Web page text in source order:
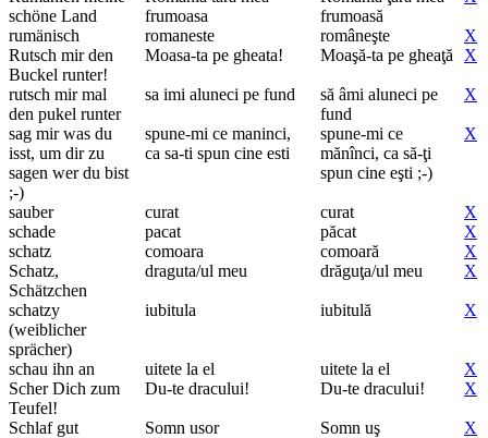
schöne Land
frumoasa
frumoasă
rumänisch romaneste româneşte
X
Rutsch mir den
Buckel runter!
Moasa-ta pe gheata! Moaşă-ta pe gheaţă X
rutsch mir mal
den pukel runter
sa imi aluneci pe fund
să âmi aluneci pe
fund
X
sag mir was du
isst, um dir zu
sagen wer du bist
;-)
spune-mi ce maninci,
ca sa-ti spun cine esti
spune-mi ce
mănînci, ca să-ţi
spun cine eşti ;-)
X
sauber curat curat
X
schade
pacat păcat
X
schatz
comoara comoară
X
Schatz,
Schätzchen
draguta/ul meu drăguţa/ul meu X
schatzy
(weiblicher
sprächer)
iubitula iubitulă X
schau ihn an uitete la el uitete la el
X
Scher Dich zum
Teufel!
Du-te dracului! Du-te dracului! X
Schlaf gut Somn usor Somn uş X